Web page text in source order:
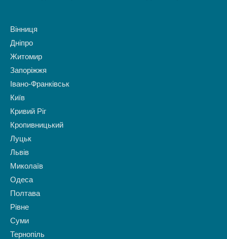
Вінниця
Дніпро
Житомир
Запоріжжя
Івано-Франківськ
Київ
Кривий Ріг
Кропивницький
Луцьк
Львів
Миколаїв
Одеса
Полтава
Рівне
Суми
Тернопіль